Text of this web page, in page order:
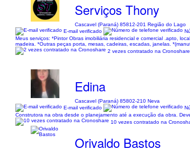
Serviços Thony
Cascavel (Paraná) 85812-201 Região do Lago
E-mail verificado
Meus serviços: *Pintor Obras imobiliária residencial e comercial .apto,
madeira. *Outras peças porta, mesas, cadeiras, escadas, janelas.
2 vezes contratado na Cronoshare
Edina
Cascavel (Paraná) 85802-210 Neva
E-mail verificado
Construtora na obra desde o planejamento até a execução da obra.
10 vezes contratado na
Orivaldo Bastos